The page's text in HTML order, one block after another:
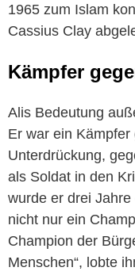
1965 zum Islam
Cassius Clay
Kämpfer
Alis Bedeutung
Er war ein
Unterdrückung,
als Soldat in den
wurde er drei Jahre
nicht nur ein
Champion der
Menschen“, lobte